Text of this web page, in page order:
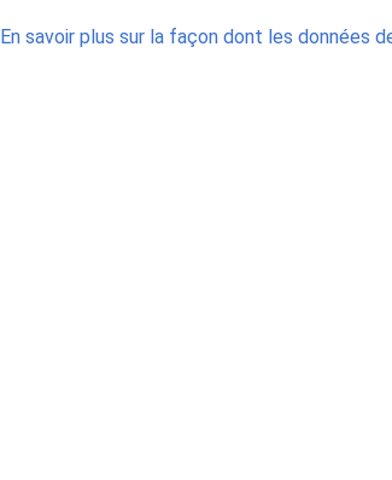
En savoir plus sur la façon dont les données